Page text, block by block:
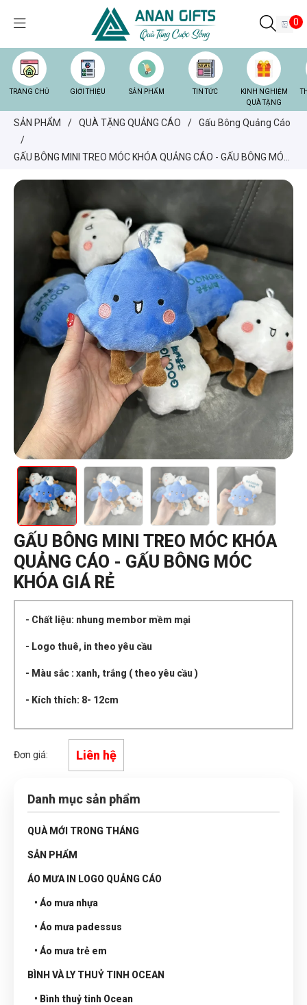
0
TRANG CHỦ GIỚI THIỆU SẢN PHẨM TIN TỨC
KINH NGHIỆM
QUÀ TẶNG
SẢN PHẨM / QUÀ TẶNG QUẢNG CÁO /
Gấu Bông Quảng Cáo
/
GẤU BÔNG MINI TREO MÓC KHÓA QUẢNG CÁO - GẤU BÔNG MÓC
GẤU BÔNG MINI TREO MÓC KHÓA
QUẢNG CÁO - GẤU BÔNG MÓC
KHÓA GIÁ RẺ
- Chất liệu: nhung membor mềm mại
- Logo thuê, in theo yêu cầu
- Màu sắc : xanh, trắng ( theo yêu cầu )
- Kích thích: 8- 12cm
Đơn giá: Liên hệ
Danh mục sản phẩm
QUÀ MỚI TRONG THÁNG
SẢN PHẨM
ÁO MƯA IN LOGO QUẢNG CÁO
• Áo mưa nhựa
• Áo mưa padessus
• Áo mưa trẻ em
BÌNH VÀ LY THUỶ TINH OCEAN
• Bình thuỷ tinh Ocean